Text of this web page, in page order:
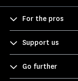
For the pros
Support us
Go further